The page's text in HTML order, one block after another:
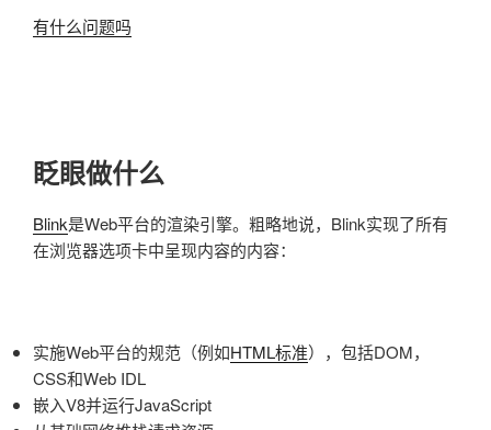
有什么问题吗
眨眼做什么
Blink是Web平台的渲染引擎。粗略地说，Blink实现了所有
在浏览器选项卡中呈现内容的内容：
实施Web平台的规范（例如HTML标准），包括DOM，
CSS和Web IDL
嵌入V8并运行JavaScript